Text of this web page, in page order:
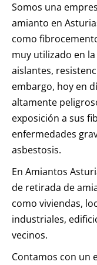
Somos una
amianto en
como
muy utilizado en
aislantes,
embargo, hoy en
altamente
exposición a sus
enfermedades
asbestosis.
En Amiantos
de retirada de
como viviendas,
industriales,
vecinos.
Contamos con un